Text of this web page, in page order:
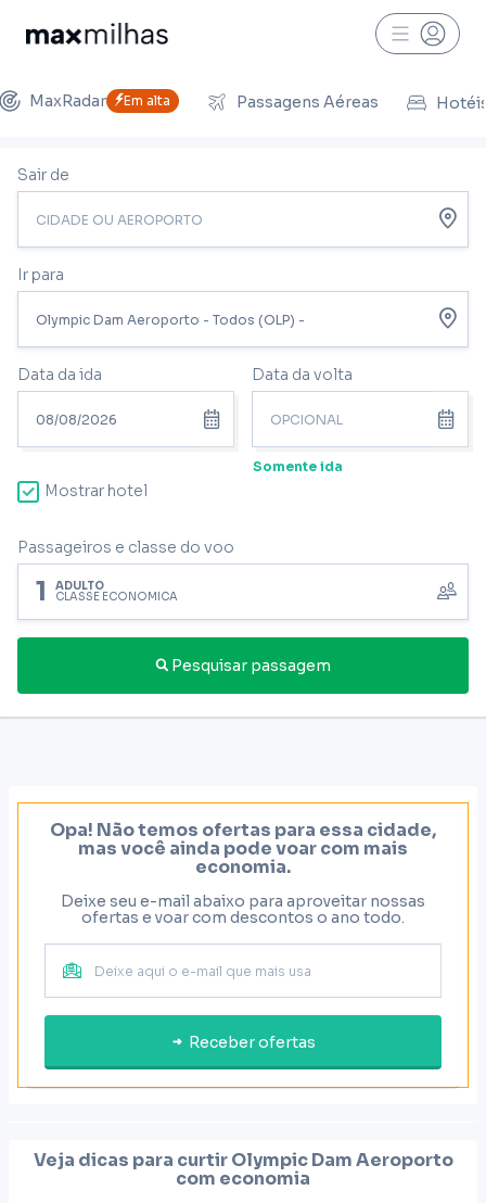
MaxRadar Em alta Passagens Aéreas
Sair de
Ir para
Data da ida Data da volta
Somente ida
Mostrar hotel
Passageiros e classe do voo
1 ADULTO
CLASSE ECONÔMICA
Pesquisar passagem
Opa! Não temos ofertas para essa cidade,
mas você ainda pode voar com mais
economia.
Deixe seu e-mail abaixo para aproveitar nossas
ofertas e voar com descontos o ano todo.
Receber ofertas
Veja dicas para curtirOlympic Dam Aeroporto
com economia